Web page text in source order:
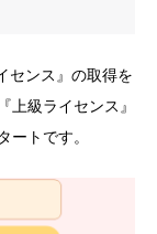
センス』の取得を
上級ライセンス』
ートです。